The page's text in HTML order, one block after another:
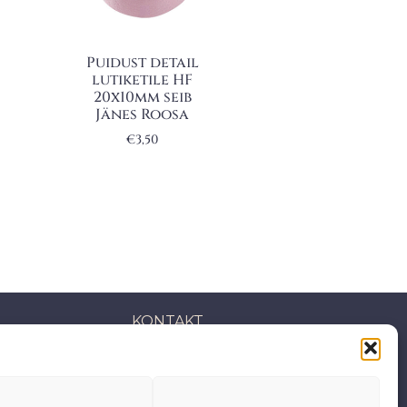
Puidust detail
lutiketile HF
20x10mm seib
Jänes Roosa
€3,50
KONTAKT